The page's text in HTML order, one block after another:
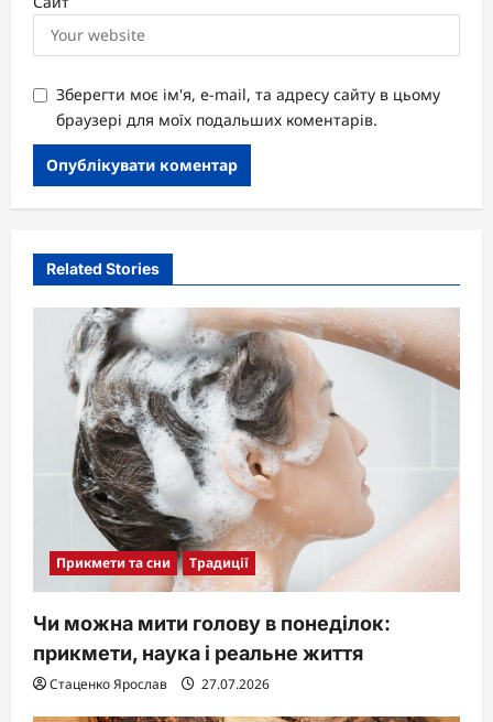
Зберегти моє ім'я, e-mail, та адресу сайту в цьому
браузері для моїх подальших коментарів.
Related Stories
Прикмети та сни Традиції
Чи можна мити голову в понеділок:
прикмети, наука і реальне життя
Стаценко Ярослав 27.07.2026